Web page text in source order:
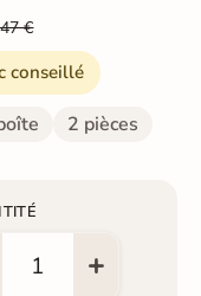
€
conseillé
2 pièces